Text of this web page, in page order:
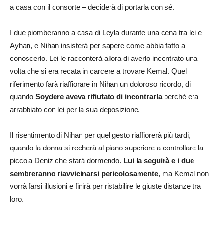
a casa con il consorte – deciderà di portarla con sé.
I due piomberanno a casa di Leyla durante una cena tra lei e
Ayhan, e Nihan insisterà per sapere come abbia fatto a
conoscerlo. Lei le racconterà allora di averlo incontrato una
volta che si era recata in carcere a trovare Kemal. Quel
riferimento farà riaffiorare in Nihan un doloroso ricordo, di
quando Soydere aveva rifiutato di incontrarlaperché era
arrabbiato con lei per la sua deposizione.
Il risentimento di Nihan per quel gesto riaffiorerà più tardi,
quando la donna si recherà al piano superiore a controllare la
piccola Deniz che starà dormendo. Lui la seguirà e i due
sembreranno riavvicinarsi pericolosamente, ma Kemal non
vorrà farsi illusioni e finirà per ristabilire le giuste distanze tra
loro.